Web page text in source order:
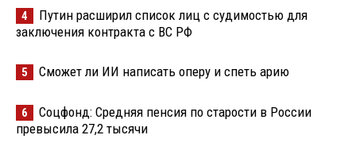
4
Путин расширил список лиц с судимостью для
заключения контракта с ВС РФ
5 Сможет ли ИИ написать оперу и спеть арию
6
Соцфонд: Средняя пенсия по старости в России
превысила 27,2 тысячи